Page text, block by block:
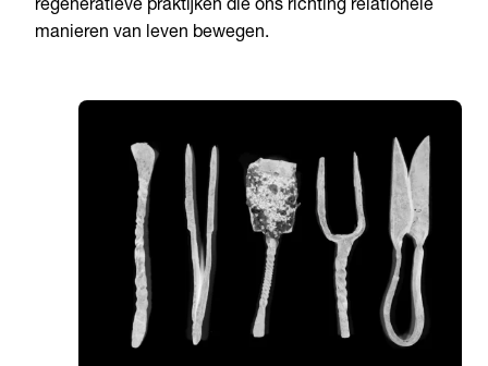
regeneratieve praktijken die ons richting relationele
manieren van leven bewegen.